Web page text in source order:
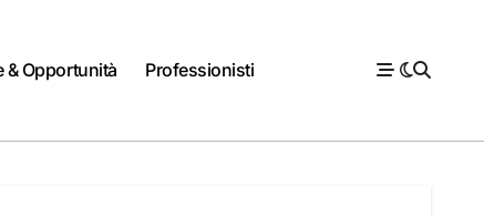
& Opportunità Professionisti